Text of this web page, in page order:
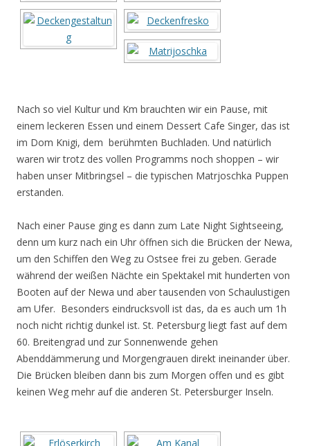
Nach so viel Kultur und Km brauchten wir ein Pause, mit
einem leckeren Essen und einem Dessert Cafe Singer, das ist
im Dom Knigi, dem berühmten Buchladen. Und natürlich
waren wir trotz des vollen Programms noch shoppen – wir
haben unser Mitbringsel – die typischen Matrjoschka Puppen
erstanden.
Nach einer Pause ging es dann zum Late Night Sightseeing,
denn um kurz nach ein Uhr öffnen sich die Brücken der Newa,
um den Schiffen den Weg zu Ostsee frei zu geben. Gerade
während der weißen Nächte ein Spektakel mit hunderten von
Booten auf der Newa und aber tausenden von Schaulustigen
am Ufer. Besonders eindrucksvoll ist das, da es auch um 1h
noch nicht richtig dunkel ist. St. Petersburg liegt fast auf dem
60. Breitengrad und zur Sonnenwende gehen
Abenddämmerung und Morgengrauen direkt ineinander über.
Die Brücken bleiben dann bis zum Morgen offen und es gibt
keinen Weg mehr auf die anderen St. Petersburger Inseln.